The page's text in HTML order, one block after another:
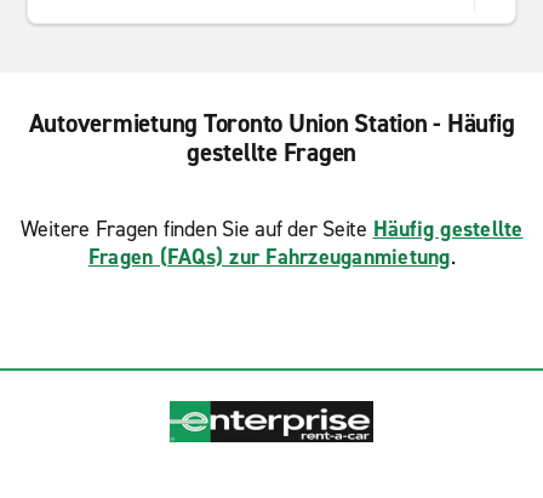
Autovermietung Toronto Union Station - Häufig
gestellte Fragen
Weitere Fragen finden Sie auf der Seite Häufig gestellte
Fragen (FAQs) zur Fahrzeuganmietung.